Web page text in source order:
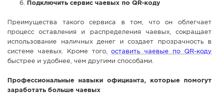
Подключить сервис чаевых по QR-коду
Преимущества такого сервиса в том, что он облегчает
процесс оставления и распределения чаевых, сокращает
использование наличных денег и создает прозрачность в
системе чаевых. Кроме того,оставить чаевые по QR-коду
быстрее и удобнее, чем другими способами.
Профессиональные навыки официанта, которые помогут
заработать больше чаевых